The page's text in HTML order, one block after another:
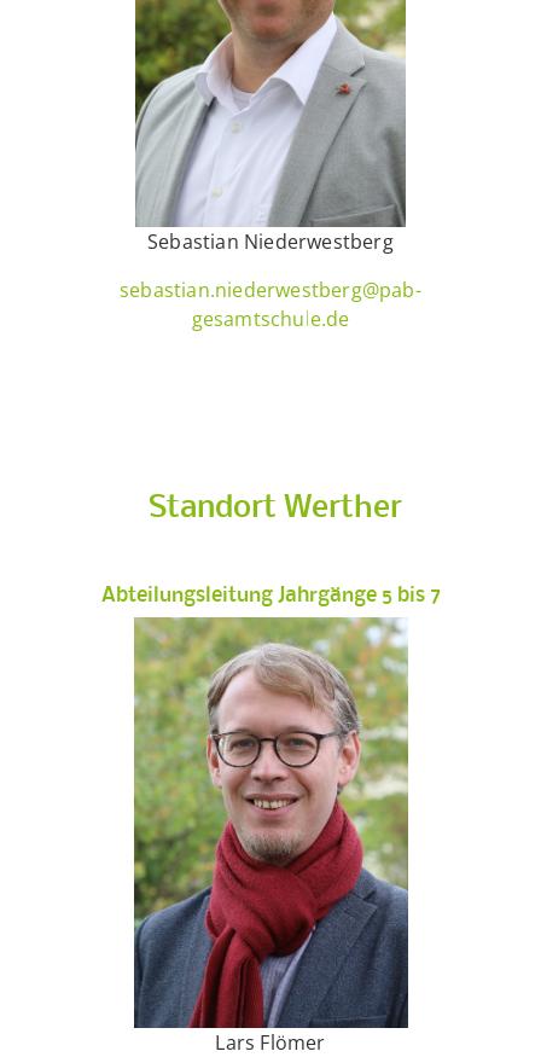
Sebastian Niederwestberg
sebastian.niederwestberg@pab-
gesamtschule.de
Standort Werther
Abteilungsleitung Jahrgänge 5 bis 7
Lars Flömer